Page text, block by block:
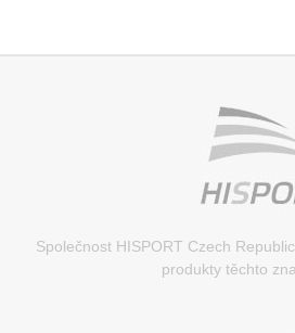
Společnost HISPORT Czech
produkty těchto